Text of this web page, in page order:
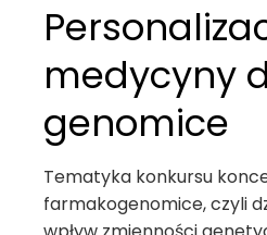
medycyny
genomice
Tematyka konkursu
farmakogenomice, czyli